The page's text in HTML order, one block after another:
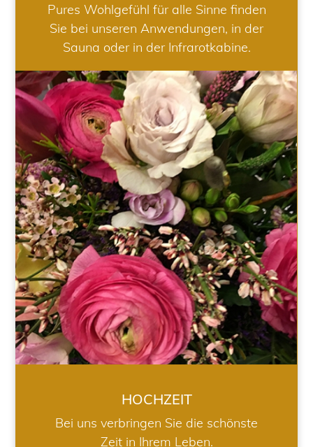
Pures Wohlgefühl für alle Sinne finden
Sie bei unseren Anwendungen, in der
Sauna oder in der Infrarotkabine.
HOCHZEIT
HOCHZEIT
Bei uns verbringen Sie die schönste
Zeit in Ihrem Leben.